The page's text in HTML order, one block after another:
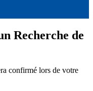
Recherche de
confirmé lors de votre